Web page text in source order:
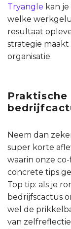
Tryangle kan
welke
resultaat
strategie
organisatie.
Neem dan
super korte
waarin onze
concrete tips
Top tip: als je
bedrijfscactus
wel de
van